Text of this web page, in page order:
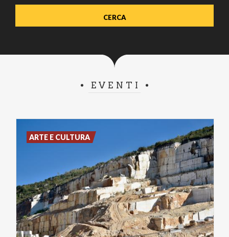
EVENTI
ARTE E CULTURA